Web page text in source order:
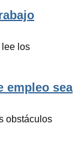
lee los
empleo sea
obstáculos